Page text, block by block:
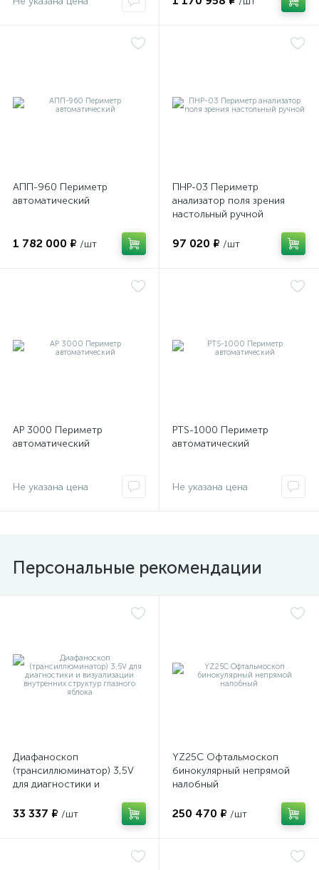
АПП-960 Периметр
автоматический
1 782 000 ₽ /шт
ПНР-03 Периметр
анализатор поля зрения
настольный ручной
97 020 ₽ /шт
AP 3000 Периметр
автоматический
Не указана цена
PTS-1000 Периметр
автоматический
Не указана цена
Персональные рекомендации
Диафаноскоп
(трансиллюминатор) 3,5V
для диагностики и
структур глазного яблока
33 337 ₽ /шт
YZ25C Офтальмоскоп
бинокулярный непрямой
налобный
250 470 ₽ /шт